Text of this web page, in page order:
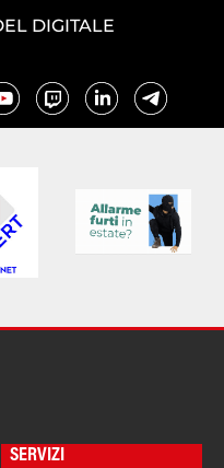
DIGITALE
SERVIZI